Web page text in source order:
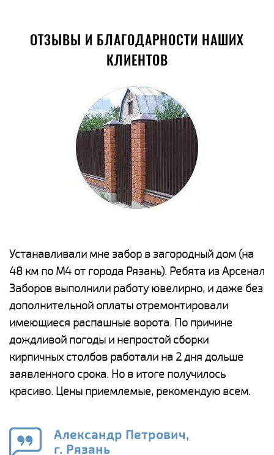
ОТЗЫВЫ И БЛАГОДАРНОСТИ НАШИХ
КЛИЕНТОВ
Устанавливали мне забор в загородный дом (на
48 км по М4 от города Рязань). Ребята из Арсенал
Заборов выполнили работу ювелирно, и даже без
дополнительной оплаты отремонтировали
имеющиеся распашные ворота. По причине
дождливой погоды и непростой сборки
кирпичных столбов работали на 2 дня дольше
заявленного срока. Но в итоге получилось
красиво. Цены приемлемые, рекомендую всем.
Александр Петрович,
г. Рязань